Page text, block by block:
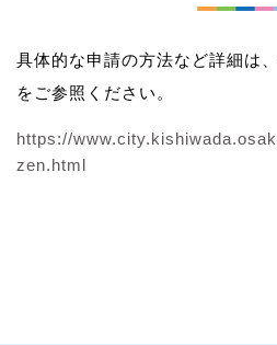
具体的な申請の方法など詳細は
をご参照ください。
https://
zen.html